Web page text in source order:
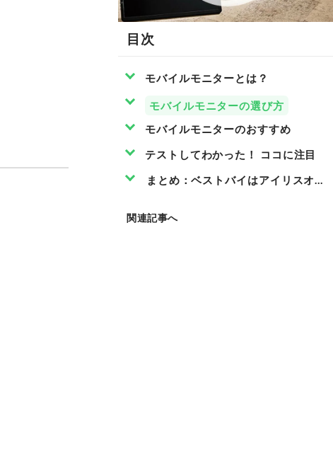
目次
モバイルモニターとは？
モバイルモニターの選び方
モバイルモニターのおすすめ
テストしてわかった！ ココに注目
まとめ：ベストバイはアイリスオー
関連記事へ